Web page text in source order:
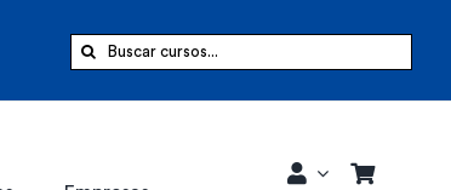
Buscar: